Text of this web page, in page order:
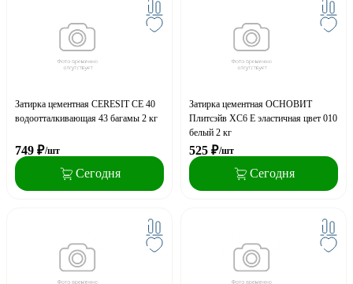
Затирка цементная CERESIT CE 40
водоотталкивающая 43 багамы 2 кг
749 ₽/шт
Сегодня
Затирка цементная ОСНОВИТ
Плитсэйв XC6 E эластичная цвет 010
белый 2 кг
525 ₽/шт
Сегодня